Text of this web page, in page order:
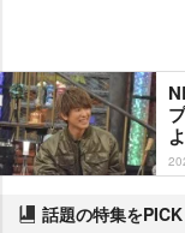
話題の特集をPICK